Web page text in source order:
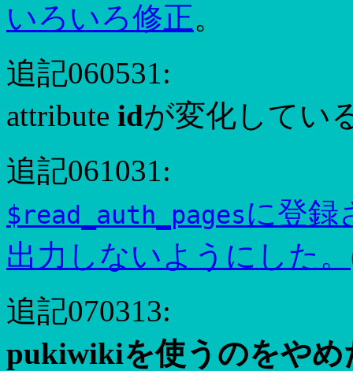
いろいろ修正。
追記060531:
attribute idが変化してい
追記061031:
$read_auth_pagesに登録
出力しないようにした
追記070313:
pukiwikiを使うのをやめ